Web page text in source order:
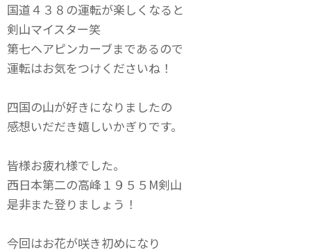
国道４３８の運転が楽しくなると
剣山マイスター笑
第七ヘアピンカーブまであるので
運転はお気をつけくださいね！
四国の山が好きになりましたの
感想いだだき嬉しいかぎりです。
皆様お疲れ様でした。
西日本第二の高峰１９５５M剣山
是非また登りましょう！
今回はお花が咲き初めになり